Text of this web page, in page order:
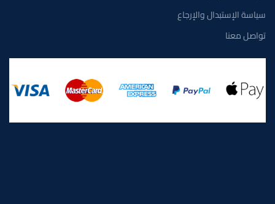
سياسة الإستبدال والإرجاع
تواصل معنا